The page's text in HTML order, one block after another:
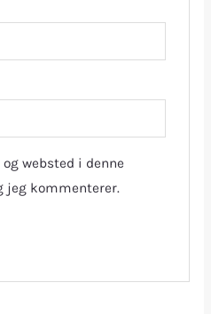
websted i denne
jeg kommenterer.